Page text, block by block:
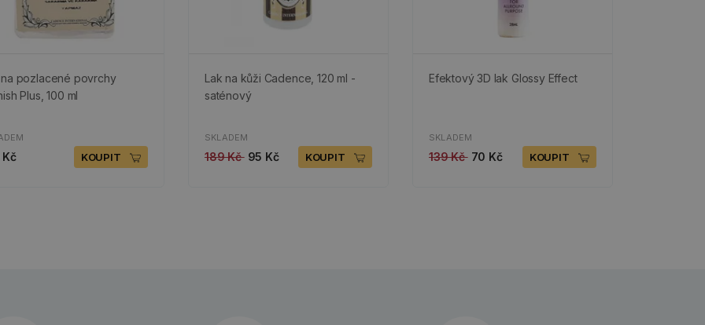
na pozlacené povrchy
Plus, 100 ml
Kč KOUPIT
Lak na kůži Cadence, 120 ml -
saténový
SKLADEM
189 Kč 95 Kč KOUPIT
Efektový 3D lak Glossy Effect
SKLADEM
139 Kč 70 Kč KOUPIT